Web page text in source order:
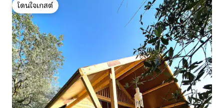
โดนใจเกสต์
โดนใจเกสต์